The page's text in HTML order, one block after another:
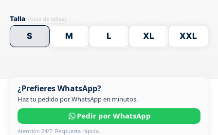
Talla (Guía de tallas)
S M L XL XXL
¿Prefieres WhatsApp?
Haz tu pedido por WhatsApp en minutos.
Pedir por WhatsApp
Atención 24/7. Respuesta rápida.